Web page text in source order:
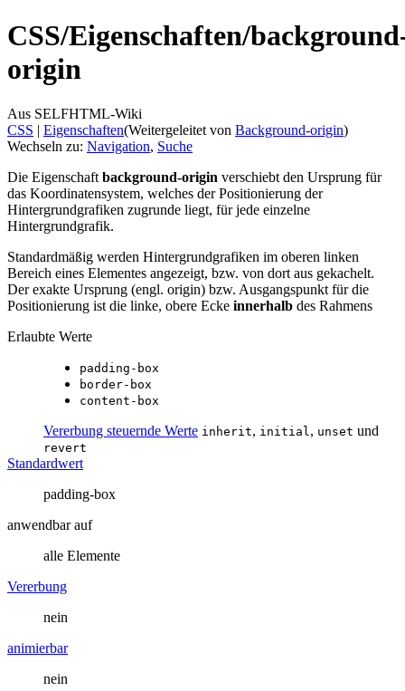
CSS/Eigenschaften/
origin
Aus SELFHTML-Wiki
CSS ‎ | Eigenschaften(Weitergeleitet von Background-origin)
Wechseln zu: Navigation, Suche
Die Eigenschaft background-origin verschiebt den Ursprung für
das Koordinatensystem, welches der Positionierung der
Hintergrundgrafiken zugrunde liegt, für jede einzelne
Hintergrundgrafik.
Standardmäßig werden Hintergrundgrafiken im oberen linken
Bereich eines Elementes angezeigt, bzw. von dort aus gekachelt.
Der exakte Ursprung (engl. origin) bzw. Ausgangspunkt für die
Positionierung ist die linke, obere Ecke innerhalb des Rahmens
Erlaubte Werte
padding-box
border-box
content-box
Vererbung steuernde Werte inherit, initial , unset und
revert
Standardwert
padding-box
anwendbar auf
alle Elemente
Vererbung
nein
animierbar
nein